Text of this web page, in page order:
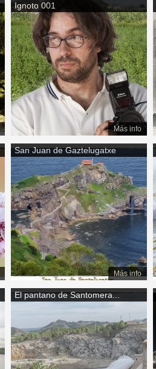
Ignoto 001
Más info
San Juan de Gaztelugatxe
Más info
El pantano de Santomera...